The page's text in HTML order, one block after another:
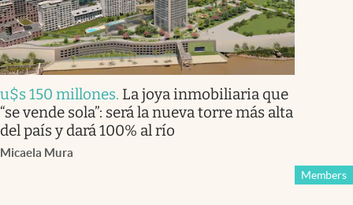
u$s 150 millones. La joya inmobiliaria que
“se vende sola”: será la nueva torre más alta
del país y dará 100% al río
Micaela Mura
Members